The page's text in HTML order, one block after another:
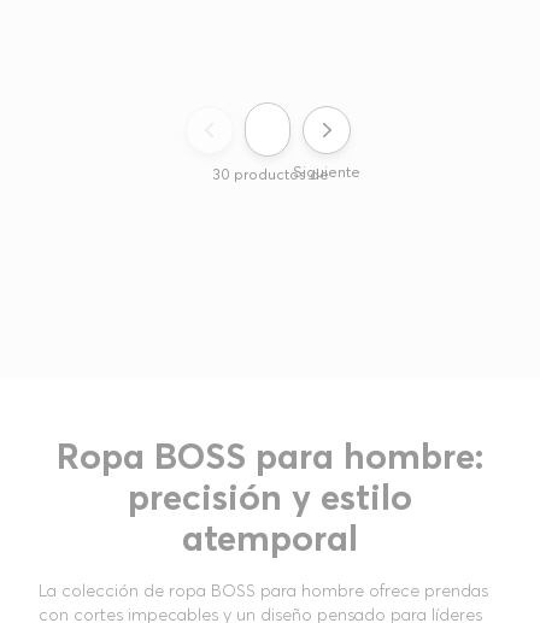
Siguiente
30 productos de
Ropa BOSS para hombre:
precisión y estilo
atemporal
La colección de ropa BOSS para hombre ofrece prendas
con cortes impecables y un diseño pensado para líderes